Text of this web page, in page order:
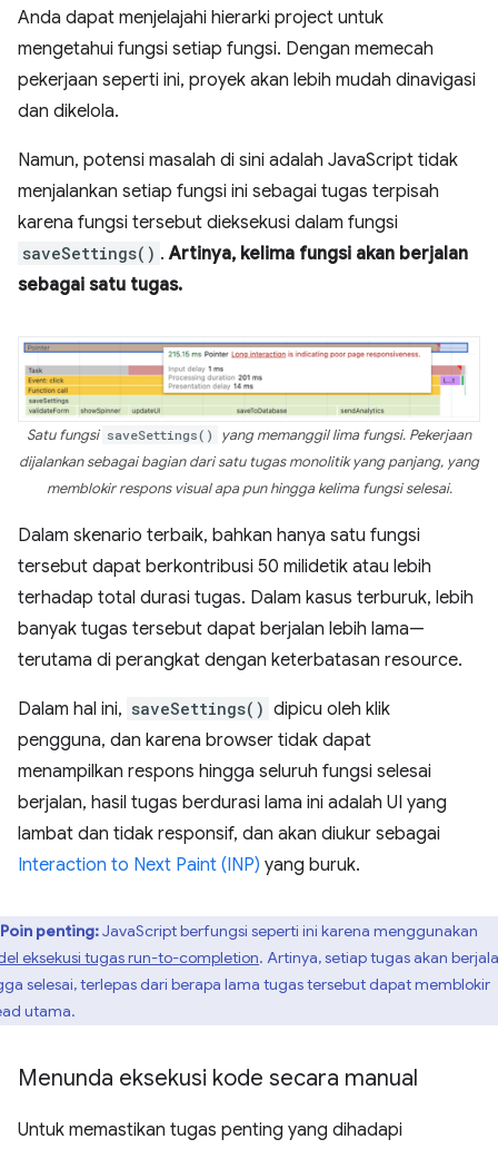
Anda dapat menjelajahi hierarki project untuk
mengetahui fungsi setiap fungsi. Dengan memecah
pekerjaan seperti ini, proyek akan lebih mudah dinavigasi
dan dikelola.
Namun, potensi masalah di sini adalah JavaScript tidak
menjalankan setiap fungsi ini sebagai tugas terpisah
karena fungsi tersebut dieksekusi dalam fungsi
saveSettings() .Artinya, kelima fungsi akan berjalan
sebagai satu tugas.
Satu fungsi saveSettings()
yang memanggil lima fungsi. Pekerjaan
dijalankan sebagai bagian dari satu tugas monolitik yang panjang, yang
memblokir respons visual apa pun hingga kelima fungsi selesai.
Dalam skenario terbaik, bahkan hanya satu fungsi
tersebut dapat berkontribusi 50 milidetik atau lebih
terhadap total durasi tugas. Dalam kasus terburuk, lebih
banyak tugas tersebut dapat berjalan lebih lama—
terutama di perangkat dengan keterbatasan resource.
Dalam hal ini, saveSettings() dipicu oleh klik
pengguna, dan karena browser tidak dapat
menampilkan respons hingga seluruh fungsi selesai
berjalan, hasil tugas berdurasi lama ini adalah UI yang
lambat dan tidak responsif, dan akan diukur sebagai
Interaction to Next Paint (INP) yang buruk.
Poin penting:JavaScript berfungsi seperti ini karena menggunakan
eksekusi tugas run-to-completion. Artinya, setiap tugas akan
selesai, terlepas dari berapa lama tugas tersebut dapat memblokir
utama.
Menunda eksekusi kode secara manual
Untuk memastikan tugas penting yang dihadapi